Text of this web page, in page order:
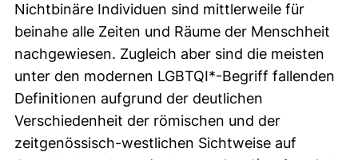
Nichtbinäre Individuen sind mittlerweile für
beinahe alle Zeiten und Räume der Menschheit
nachgewiesen. Zugleich aber sind die meisten
unter den modernen LGBTQI*-Begriff fallenden
Definitionen aufgrund der deutlichen
Verschiedenheit der römischen und der
zeitgenössisch-westlichen Sichtweise auf